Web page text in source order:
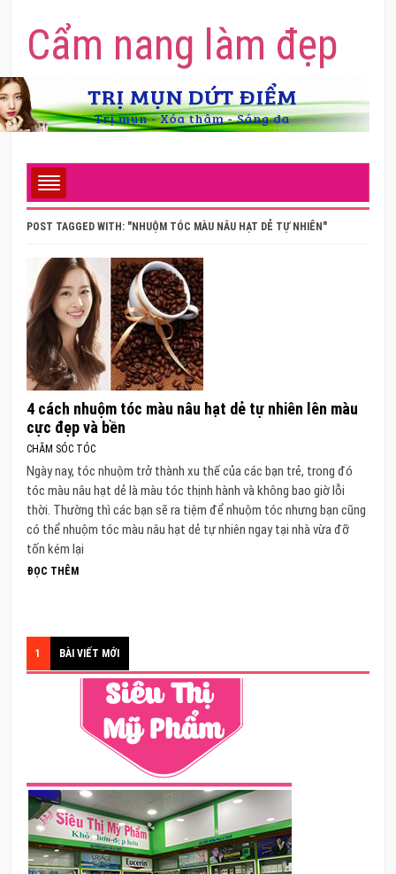
Cẩm nang làm đẹp
POST TAGGED WITH: "NHUỘM TÓC MÀU NÂU HẠT DẺ TỰ NHIÊN"
4 cách nhuộm tóc màu nâu hạt dẻ tự nhiên lên màu
cực đẹp và bền
CHĂM SÓC TÓC
Ngày nay, tóc nhuộm trở thành xu thế của các bạn trẻ, trong đó
tóc màu nâu hạt dẻ là màu tóc thịnh hành và không bao giờ lỗi
thời. Thường thì các bạn sẽ ra tiệm để nhuộm tóc nhưng bạn cũng
có thể nhuộm tóc màu nâu hạt dẻ tự nhiên ngay tại nhà vừa đỡ
tốn kém lại
ĐỌC THÊM
1 BÀI VIẾT MỚI